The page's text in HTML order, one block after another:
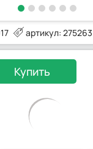
артикул: 275263
Купить